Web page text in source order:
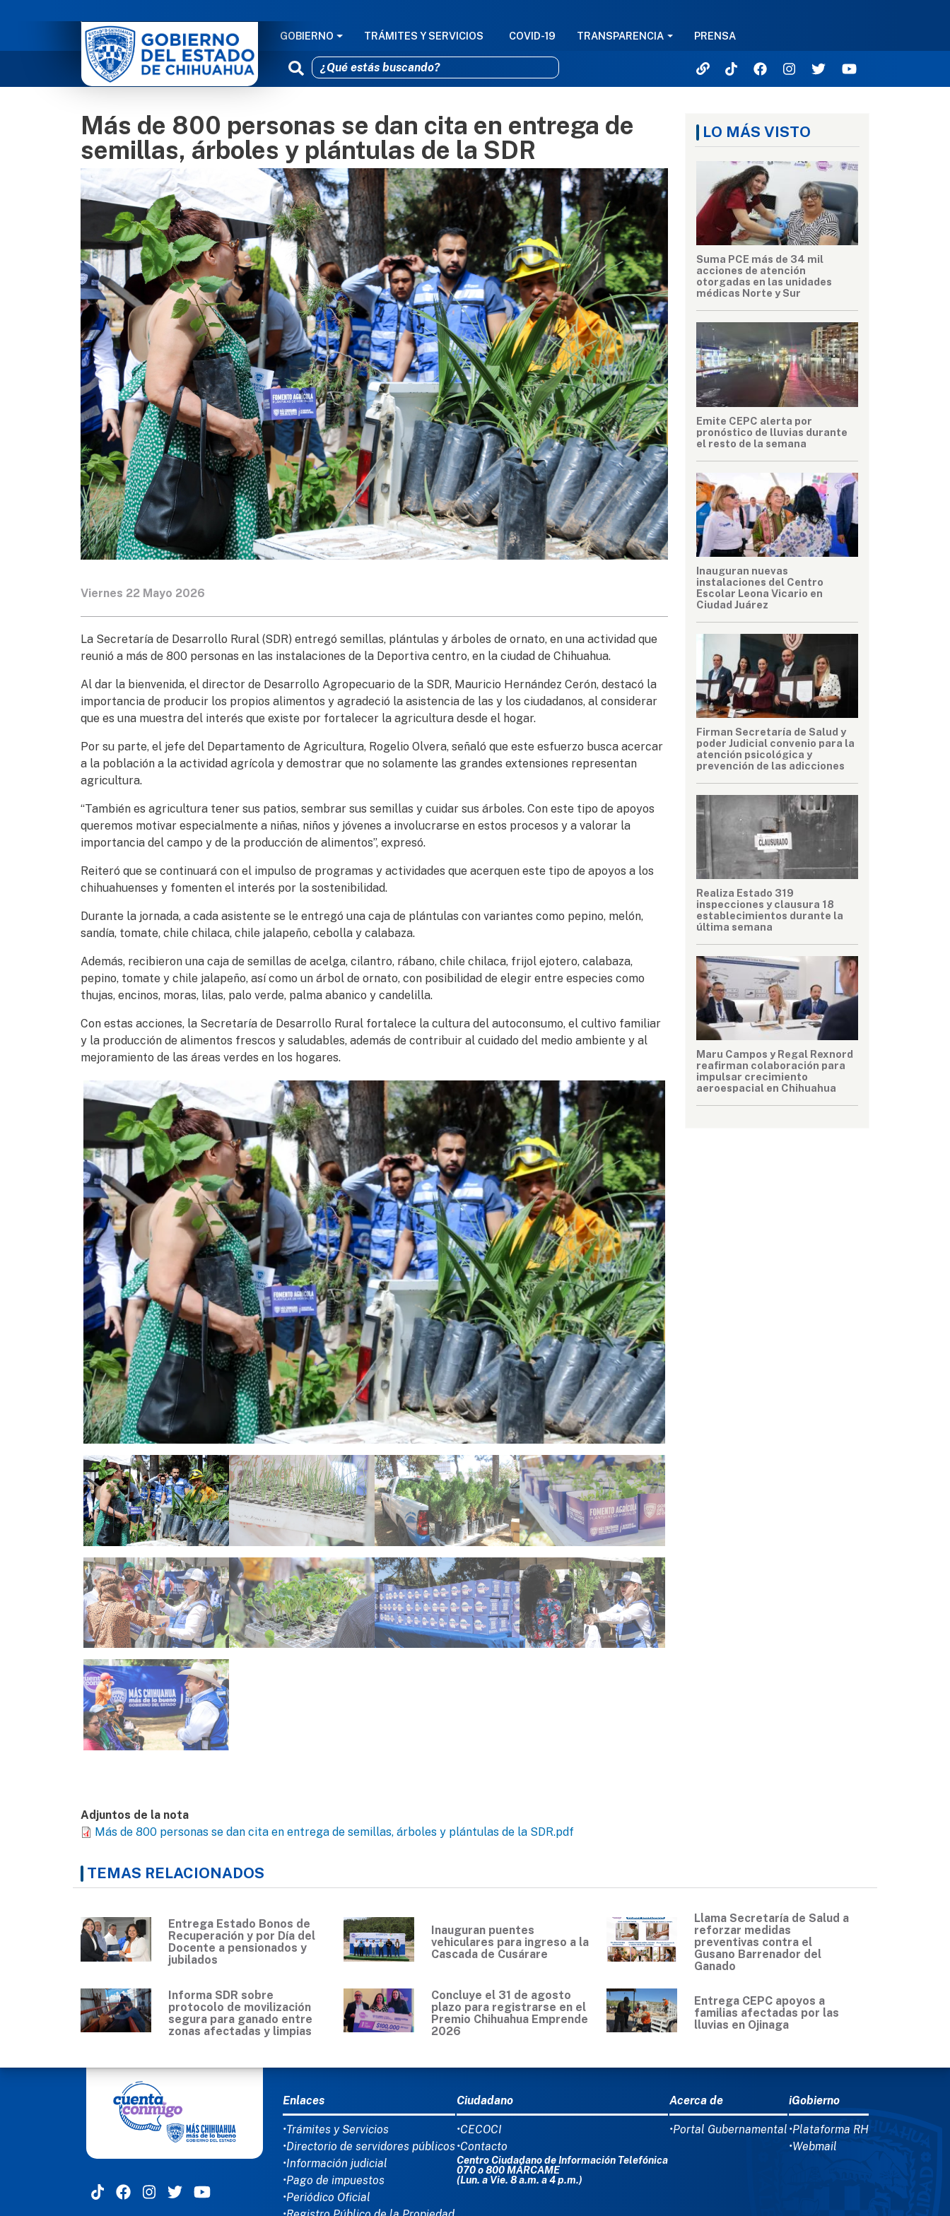
Pasar al contenido principal
NAVEGACIÓN PRINCIPAL
GOBIERNO TRÁMITES Y SERVICIOS COVID-19 TRANSPARENCIA PRENSA
Más de 800 personas se dan cita en entrega de
semillas, árboles y plántulas de la SDR
Viernes 22 Mayo 2026
La Secretaría de Desarrollo Rural (SDR) entregó semillas, plántulas y árboles de ornato, en una actividad que
reunió a más de 800 personas en las instalaciones de la Deportiva centro, en la ciudad de Chihuahua.
Al dar la bienvenida, el director de Desarrollo Agropecuario de la SDR, Mauricio Hernández Cerón, destacó la
importancia de producir los propios alimentos y agradeció la asistencia de las y los ciudadanos, al considerar
que es una muestra del interés que existe por fortalecer la agricultura desde el hogar.
Por su parte, el jefe del Departamento de Agricultura, Rogelio Olvera, señaló que este esfuerzo busca acercar
a la población a la actividad agrícola y demostrar que no solamente las grandes extensiones representan
agricultura.
“También es agricultura tener sus patios, sembrar sus semillas y cuidar sus árboles. Con este tipo de apoyos
queremos motivar especialmente a niñas, niños y jóvenes a involucrarse en estos procesos y a valorar la
importancia del campo y de la producción de alimentos”, expresó.
Reiteró que se continuará con el impulso de programas y actividades que acerquen este tipo de apoyos a los
chihuahuenses y fomenten el interés por la sostenibilidad.
Durante la jornada, a cada asistente se le entregó una caja de plántulas con variantes como pepino, melón,
sandía, tomate, chile chilaca, chile jalapeño, cebolla y calabaza.
Además, recibieron una caja de semillas de acelga, cilantro, rábano, chile chilaca, frijol ejotero, calabaza,
pepino, tomate y chile jalapeño, así como un árbol de ornato, con posibilidad de elegir entre especies como
thujas, encinos, moras, lilas, palo verde, palma abanico y candelilla.
Con estas acciones, la Secretaría de Desarrollo Rural fortalece la cultura del autoconsumo, el cultivo familiar
y la producción de alimentos frescos y saludables, además de contribuir al cuidado del medio ambiente y al
mejoramiento de las áreas verdes en los hogares.
Adjuntos de la nota
Más de 800 personas se dan cita en entrega de semillas, árboles y plántulas de la SDR.pdf
LO MÁS VISTO
Suma PCE más de 34 mil
acciones de atención
otorgadas en las unidades
médicas Norte y Sur
Emite CEPC alerta por
pronóstico de lluvias durante
el resto de la semana
Inauguran nuevas
instalaciones del Centro
Escolar Leona Vicario en
Ciudad Juárez
Firman Secretaría de Salud y
poder Judicial convenio para la
atención psicológica y
prevención de las adicciones
Realiza Estado 319
inspecciones y clausura 18
establecimientos durante la
última semana
Maru Campos y Regal Rexnord
reafirman colaboración para
impulsar crecimiento
aeroespacial en Chihuahua
TEMAS RELACIONADOS
Entrega Estado Bonos de
Recuperación y por Día del
Docente a pensionados y
jubilados
Inauguran puentes
vehiculares para ingreso a la
Cascada de Cusárare
Llama Secretaría de Salud a
reforzar medidas
preventivas contra el
Gusano Barrenador del
Ganado
Informa SDR sobre
protocolo de movilización
segura para ganado entre
zonas afectadas y limpias
Concluye el 31 de agosto
plazo para registrarse en el
Premio Chihuahua Emprende
2026
Entrega CEPC apoyos a
familias afectadas por las
lluvias en Ojinaga
MENÚ DEL PIE
Enlaces
•Trámites y Servicios
•Directorio de servidores públicos
•Información judicial
•Pago de impuestos
•Periódico Oficial
Ciudadano
•CECOCI
•Contacto
Centro Ciudadano de Información Telefónica
070 o 800 MÁRCAME
(Lun. a Vie. 8 a.m. a 4 p.m.)
Acerca de
•Portal Gubernamental
iGobierno
•Plataforma RH
•Webmail